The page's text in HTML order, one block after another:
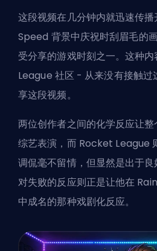
这段视频在几分钟内就迅速传
Speed 背景中庆祝时刮眉毛的
受分享的游戏时刻之一。这种
League 社区 - 从来没有接触过
享这段视频。
两位创作者之间的化学反应让
综艺表演，而 Rocket League
调侃毫不留情，但显然是出于
对失败的反应则正是让他在
中成名的那种戏剧化反应。